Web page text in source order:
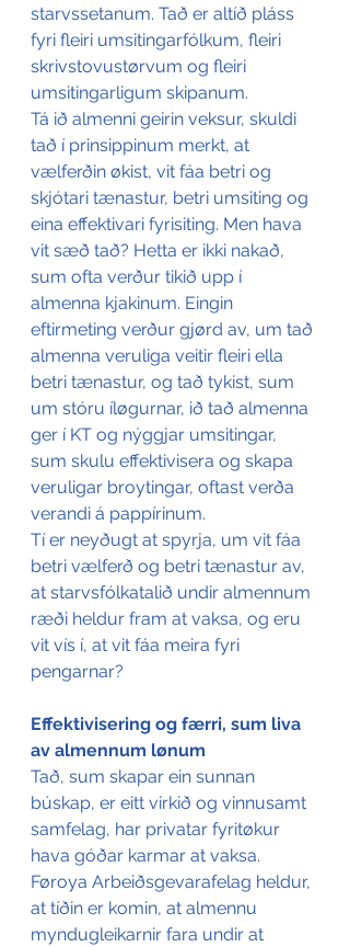
starvssetanum. Tað er altíð pláss
fyri fleiri umsitingarfólkum, fleiri
skrivstovustørvum og fleiri
umsitingarligum skipanum.
Tá ið almenni geirin veksur, skuldi
tað í prinsippinum merkt, at
vælferðin økist, vit fáa betri og
skjótari tænastur, betri umsiting og
eina effektivari fyrisiting. Men hava
vit sæð tað? Hetta er ikki nakað,
sum ofta verður tikið upp í
almenna kjakinum. Eingin
eftirmeting verður gjørd av, um tað
almenna veruliga veitir fleiri ella
betri tænastur, og tað tykist, sum
um stóru íløgurnar, ið tað almenna
ger í KT og nýggjar umsitingar,
sum skulu effektivisera og skapa
veruligar broytingar, oftast verða
verandi á pappírinum.
Tí er neyðugt at spyrja, um vit fáa
betri vælferð og betri tænastur av,
at starvsfólkatalið undir almennum
ræði heldur fram at vaksa, og eru
vit vís í, at vit fáa meira fyri
pengarnar?
Effektivisering og færri, sum liva
av almennum lønum
Tað, sum skapar ein sunnan
búskap, er eitt virkið og vinnusamt
samfelag, har privatar fyritøkur
hava góðar karmar at vaksa.
Føroya Arbeiðsgevarafelag heldur,
at tíðin er komin, at almennu
myndugleikarnir fara undir at